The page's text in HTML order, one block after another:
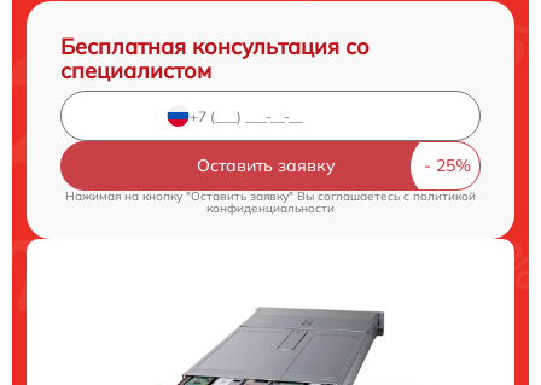
Бесплатная консультация со
специалистом
Оставить заявку
Нажимая на кнопку "Оставить заявку" Вы соглашаетесь cполитикой
конфиденциальности